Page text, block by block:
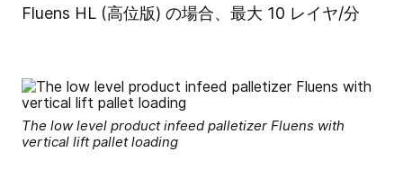
Fluens HL (高位版) の場合、最大 10 レイヤ/分
The low level product infeed palletizer Fluens with
vertical lift pallet loading